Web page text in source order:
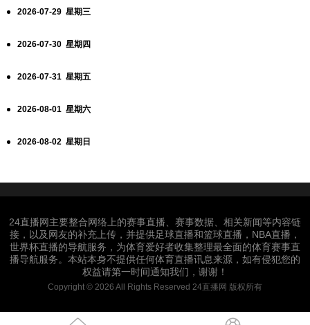
2026-07-29 星期三
2026-07-30 星期四
2026-07-31 星期五
2026-08-01 星期六
2026-08-02 星期日
24直播网主要整合网络上的赛事直播、赛事数据、相关新闻等内容链
接，以及网友的补充上传，并提供足球直播和篮球直播，NBA直播，
世界杯直播的导航服务，为体育爱好者收集整理最全面的体育赛事直
播导航服务。本站本身不提供任何体育直播讯息来源，如有侵犯您的
权益请第一时间通知我们，谢谢！
Copyright © 2026 All Rights Reserved 24直播网 版权所有